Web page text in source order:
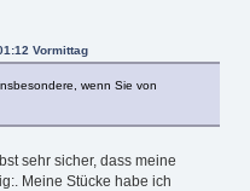
Vormittag
wenn Sie von
sehr sicher, dass meine
. Meine Stücke habe ich